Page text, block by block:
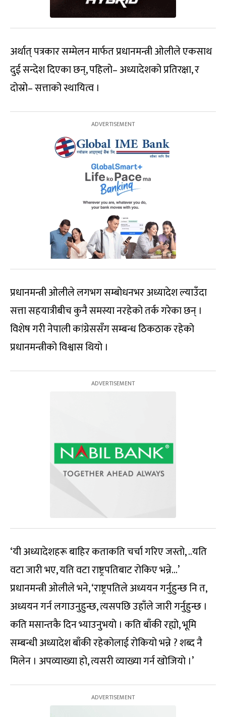
अर्थात् पत्रकार सम्मेलन मार्फत प्रधानमन्त्री ओलीले एकसाथ
दुई सन्देश दिएका छन्, पहिलो– अध्यादेशको प्रतिरक्षा, र
दोस्रो– सत्ताको स्थायित्व ।
प्रधानमन्त्री ओलीले लगभग सम्बोधनभर अध्यादेश ल्याउँदा
सत्ता सहयात्रीबीच कुनै समस्या नरहेको तर्क गरेका छन् ।
विशेष गरी नेपाली कांग्रेससँग सम्बन्ध ठिकठाक रहेको
प्रधानमन्त्रीको विश्वास थियो ।
‘यी अध्यादेशहरू बाहिर कताकति चर्चा गरिए जस्तो, ..यति
वटा जारी भए, यति वटा राष्ट्रपतिबाट रोकिए भन्ने…’
प्रधानमन्त्री ओलीले भने, ‘राष्ट्रपतिले अध्ययन गर्नुहुन्छ नि त,
अध्ययन गर्न लगाउनुहुन्छ, त्यसपछि उहाँले जारी गर्नुहुन्छ ।
कति मसान्तकै दिन भ्याउनुभयो । कति बाँकी रह्यो, भूमि
सम्बन्धी अध्यादेश बाँकी रहेकोलाई रोकियो भन्ने ? शब्द नै
मिलेन । अपव्याख्या हो, त्यसरी व्याख्या गर्न खोजियो ।’